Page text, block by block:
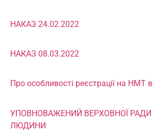
НАКАЗ 24.02.2022
НАКАЗ 08.03.2022
Про особливості реєстрації на НМТ
УПОВНОВАЖЕНИЙ ВЕРХОВНОЇ РАДИ
ЛЮДИНИ